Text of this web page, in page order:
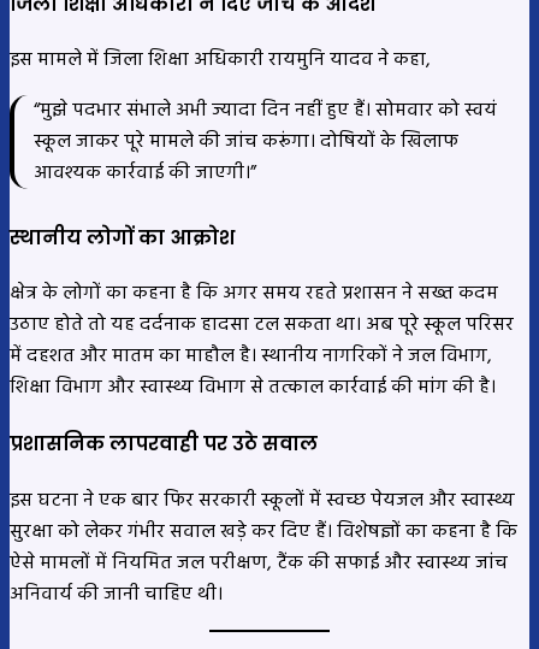
इस मामले में जिला शिक्षा अधिकारी रायमुनि यादव ने कहा,
“मुझे पदभार संभाले अभी ज्यादा दिन नहीं हुए हैं। सोमवार को स्वयं
स्कूल जाकर पूरे मामले की जांच करूंगा। दोषियों के खिलाफ
आवश्यक कार्रवाई की जाएगी।”
स्थानीय लोगों का आक्रोश
क्षेत्र के लोगों का कहना है कि अगर समय रहते प्रशासन ने सख्त कदम
उठाए होते तो यह दर्दनाक हादसा टल सकता था। अब पूरे स्कूल परिसर
में दहशत और मातम का माहौल है। स्थानीय नागरिकों ने जल विभाग,
शिक्षा विभाग और स्वास्थ्य विभाग से तत्काल कार्रवाई की मांग की है।
प्रशासनिक लापरवाही पर उठे सवाल
इस घटना ने एक बार फिर सरकारी स्कूलों में स्वच्छ पेयजल और स्वास्थ्य
सुरक्षा को लेकर गंभीर सवाल खड़े कर दिए हैं। विशेषज्ञों का कहना है कि
ऐसे मामलों में नियमित जल परीक्षण, टैंक की सफाई और स्वास्थ्य जांच
अनिवार्य की जानी चाहिए थी।